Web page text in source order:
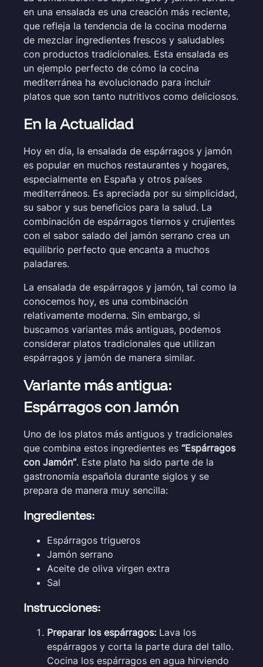
en una ensalada es una creación más reciente,
que refleja la tendencia de la cocina moderna
de mezclar ingredientes frescos y saludables
con productos tradicionales. Esta ensalada es
un ejemplo perfecto de cómo la cocina
mediterránea ha evolucionado para incluir
platos que son tanto nutritivos como deliciosos.
En la Actualidad
Hoy en día, la ensalada de espárragos y jamón
es popular en muchos restaurantes y hogares,
especialmente en España y otros países
mediterráneos. Es apreciada por su simplicidad,
su sabor y sus beneficios para la salud. La
combinación de espárragos tiernos y crujientes
con el sabor salado del jamón serrano crea un
equilibrio perfecto que encanta a muchos
paladares.
La ensalada de espárragos y jamón, tal como la
conocemos hoy, es una combinación
relativamente moderna. Sin embargo, si
buscamos variantes más antiguas, podemos
considerar platos tradicionales que utilizan
espárragos y jamón de manera similar.
Variante más antigua:
Espárragos con Jamón
Uno de los platos más antiguos y tradicionales
que combina estos ingredientes es “Espárragos
con Jamón”. Este plato ha sido parte de la
gastronomía española durante siglos y se
prepara de manera muy sencilla:
Ingredientes:
Espárragos trigueros
Jamón serrano
Aceite de oliva virgen extra
Sal
Instrucciones:
Preparar los espárragos: Lava los
espárragos y corta la parte dura del tallo.
Cocina los espárragos en agua hirviendo